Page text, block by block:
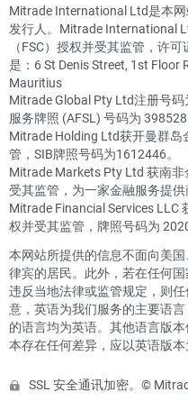
Mitrade International Ltd是本
发行人。Mitrade International
（FSC）授权并受其监管，许
是：6 St Denis Street, 1st Floor
Mauritius
Mitrade Global Pty Ltd注册号
服务牌照 (AFSL) 号码为 398528
Mitrade Holding Ltd获开曼群
管，SIB牌照号码为1612446。
Mitrade Markets Pty Ltd 获南
受其监管，为一家金融服务提供
Mitrade Financial Services LLC
权并受其监管，牌照号码为
本网站所提供的信息不面向美
律宾的居民。此外，若在任何
违反当地法律或监管规定，则
意，英语为我们服务的主要语
的语言均为英语。其他语言版
本存在任何差异，应以英语版本
SSL 安全通讯加密。©